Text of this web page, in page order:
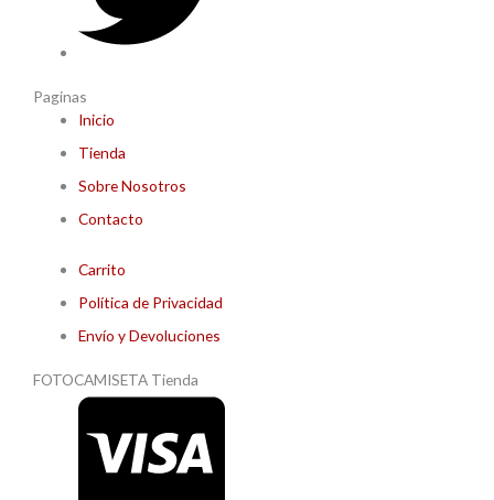
Paginas
Inicio
Tienda
Sobre Nosotros
Contacto
Carrito
Política de Privacidad
Envío y Devoluciones
FOTOCAMISETA Tienda